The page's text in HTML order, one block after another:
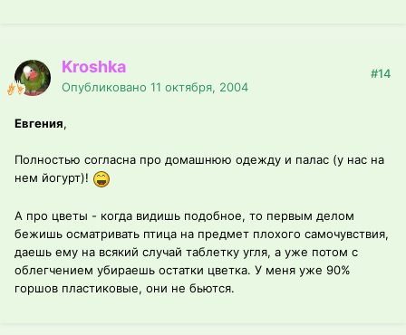
Kroshka
Опубликовано 11 октября, 2004
#14
Евгения,
Полностью согласна про домашнюю одежду и палас (у нас на
нем йогурт)!
А про цветы - когда видишь подобное, то первым делом
бежишь осматривать птица на предмет плохого самочувствия,
даешь ему на всякий случай таблетку угля, а уже потом с
облегчением убираешь остатки цветка. У меня уже 90%
горшов пластиковые, они не бьются.